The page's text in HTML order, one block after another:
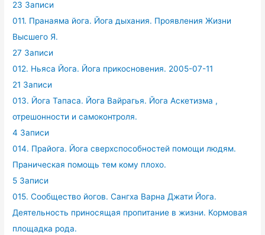
23 Записи
011. Пранаяма йога. Йога дыхания. Проявления Жизни
Высшего Я.
27 Записи
012. Ньяса Йога. Йога прикосновения. 2005-07-11
21 Записи
013. Йога Тапаса. Йога Вайрагья. Йога Аскетизма ,
отрешонности и самоконтроля.
4 Записи
014. Прайога. Йога сверхспособностей помощи людям.
Праническая помощь тем кому плохо.
5 Записи
015. Сообщество йогов. Сангха Варна Джати Йога.
Деятельность приносящая пропитание в жизни. Кормовая
площадка рода.